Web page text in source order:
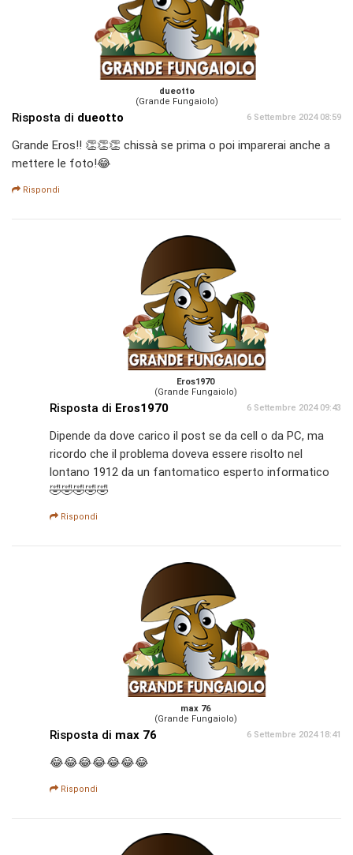
dueotto
(Grande Fungaiolo)
Risposta di dueotto 6 Settembre 2024 08:59
Grande Eros!! 👏👏👏 chissà se prima o poi imparerai anche a
mettere le foto!😂
Rispondi
Eros1970
(Grande Fungaiolo)
Risposta di Eros1970 6 Settembre 2024 09:43
Dipende da dove carico il post se da cell o da PC, ma
ricordo che il problema doveva essere risolto nel
lontano 1912 da un fantomatico esperto informatico
🤣🤣🤣🤣🤣
Rispondi
max 76
(Grande Fungaiolo)
Risposta di max 76 6 Settembre 2024 18:41
😂😂😂😂😂😂😂
Rispondi